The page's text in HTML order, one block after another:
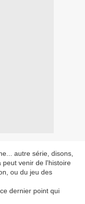
autre série, disons,
peut venir de l'histoire
ou du jeu des
ce dernier point qui